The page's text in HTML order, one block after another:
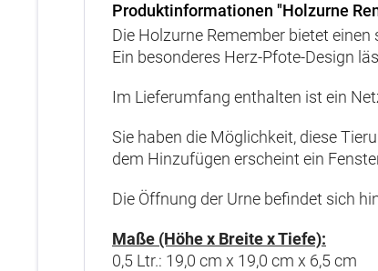
Produktinformationen "Holzurne
Die Holzurne Remember bietet
Ein besonderes Herz-Pfote-Design
Im Lieferumfang enthalten ist ein
Sie haben die Möglichkeit, diese
dem Hinzufügen erscheint ein
Die Öffnung der Urne befindet sich
Maße (Höhe x Breite x Tiefe):
0,5 Ltr.: 19,0 cm x 19,0 cm x 6,5 cm